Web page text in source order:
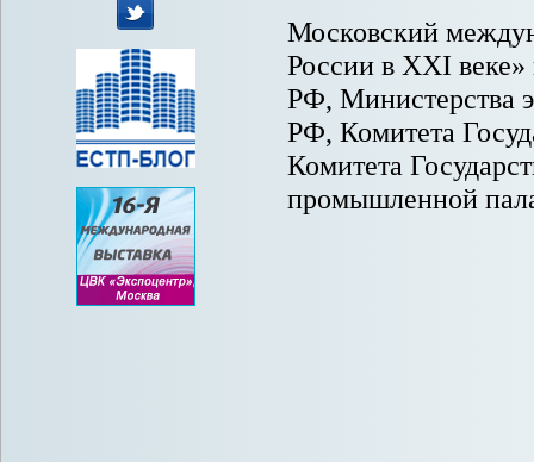
Московский
России в XXI
РФ, Министерства
РФ, Комитета
Комитета
промышленной
мы
в
Twitter